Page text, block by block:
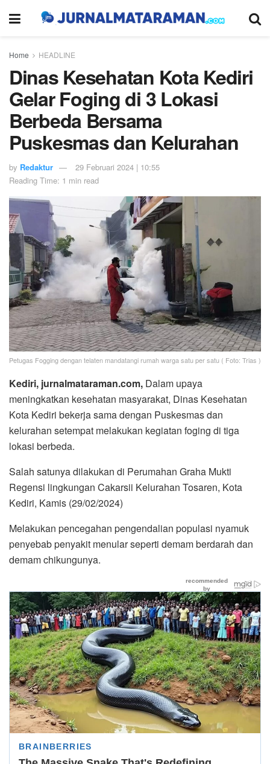
Home HEADLINE
Dinas Kesehatan Kota Kediri
Gelar Foging di 3 Lokasi
Berbeda Bersama
Puskesmas dan Kelurahan
by Redaktur
29 Februari 2024 | 10:55
Reading Time: 1 min read
Petugas Fogging dengan telaten mandatangi rumah warga satu per satu ( Foto: Trias )
Kediri, jurnalmataraman.com, Dalam upaya
meningkatkan kesehatan masyarakat, Dinas Kesehatan
Kota Kediri bekerja sama dengan Puskesmas dan
kelurahan setempat melakukan kegiatan foging di tiga
lokasi berbeda.
Salah satunya dilakukan di Perumahan Graha Mukti
Regensi lingkungan Cakarsii Kelurahan Tosaren, Kota
Kediri, Kamis (29/02/2024)
Melakukan pencegahan pengendalian populasi nyamuk
penyebab penyakit menular seperti demam berdarah dan
demam chikungunya.